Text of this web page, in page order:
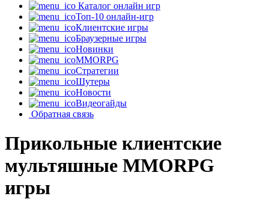
Каталог онлайн игр
Топ-10 онлайн-игр
Клиентские игры
Браузерные игры
Новинки
MMORPG
Стратегии
Шутеры
Новости
Видеогайды
Обратная связь
Прикольные клиентские
мультяшные MMORPG
игры